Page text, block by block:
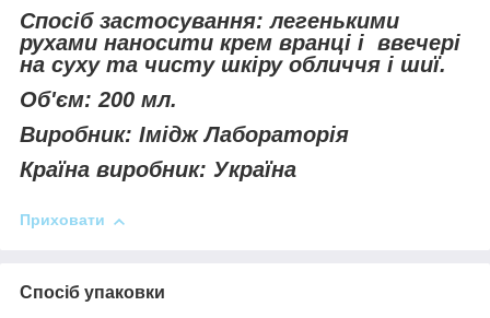
Спосіб застосування: легенькими
рухами наносити крем вранці і ввечері
на суху та чисту шкіру обличчя і шиї.
Об'єм: 200 мл.
Виробник: Імідж Лабораторія
Країна виробник: Україна
Приховати
Спосіб упаковки